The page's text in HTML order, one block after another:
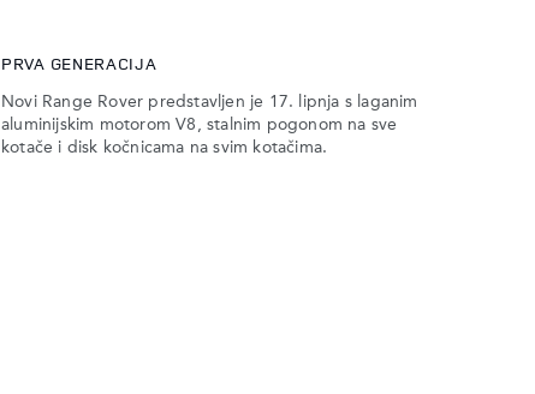
PRVA GENERACIJA
Novi Range Rover predstavljen je 17. lipnja s laganim
aluminijskim motorom V8, stalnim pogonom na sve
kotače i disk kočnicama na svim kotačima.